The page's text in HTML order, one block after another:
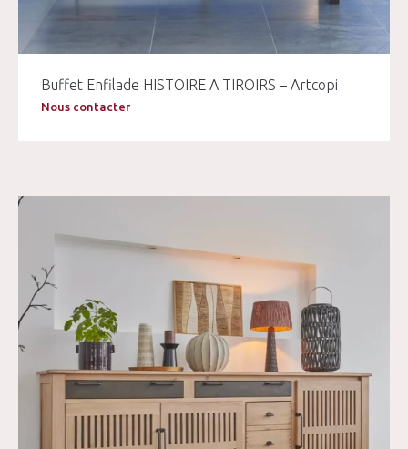
Buffet Enfilade HISTOIRE A TIROIRS – Artcopi
Nous contacter